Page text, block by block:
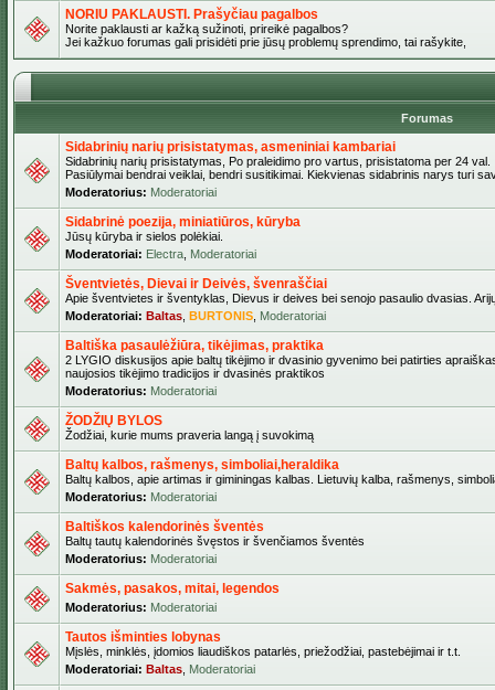
NORIU PAKLAUSTI. Prašyčiau pagalbos
Norite paklausti ar kažką sužinoti, prireikė pagalbos?
Jei kažkuo forumas gali prisidėti prie jūsų problemų sprendimo, tai rašykite,
Forumas
Sidabrinių narių prisistatymas, asmeniniai kambariai
Sidabrinių narių prisistatymas, Po praleidimo pro vartus, prisistatoma per 24 val.
Pasiūlymai bendrai veiklai, bendri susitikimai. Kiekvienas sidabrinis narys turi
Moderatorius: Moderatoriai
Sidabrinė poezija, miniatiūros, kūryba
Jūsų kūryba ir sielos polėkiai.
Moderatoriai: Electra Moderatoriai
Šventvietės, Dievai ir Deivės, švenraščiai
Apie šventvietes ir šventyklas, Dievus ir deives bei senojo pasaulio dvasias.
Moderatoriai: Baltas BURTONIS Moderatoriai
Baltiška pasaulėžiūra, tikėjimas, praktika
2 LYGIO diskusijos apie baltų tikėjimo ir dvasinio gyvenimo bei patirties
naujosios tikėjimo tradicijos ir dvasinės praktikos
Moderatorius: Moderatoriai
ŽODŽIŲ BYLOS
Žodžiai, kurie mums praveria langą į suvokimą
Baltų kalbos, rašmenys, simboliai,heraldika
Baltų kalbos, apie artimas ir giminingas kalbas. Lietuvių kalba, rašmenys,
Moderatorius: Moderatoriai
Baltiškos kalendorinės šventės
Baltų tautų kalendorinės švęstos ir švenčiamos šventės
Moderatorius: Moderatoriai
Sakmės, pasakos, mitai, legendos
Moderatorius: Moderatoriai
Tautos išminties lobynas
Mįslės, minklės, įdomios liaudiškos patarlės, priežodžiai, pastebėjimai ir t.t.
Moderatoriai: Baltas Moderatoriai